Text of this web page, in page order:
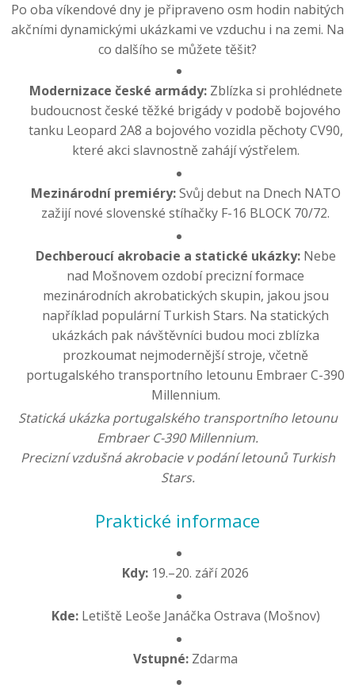
Po oba víkendové dny je připraveno osm hodin nabitých
akčními dynamickými ukázkami ve vzduchu i na zemi. Na
co dalšího se můžete těšit?
Modernizace české armády:Zblízka si prohlédnete
budoucnost české těžké brigády v podobě bojového
tanku Leopard 2A8 a bojového vozidla pěchoty CV90,
které akci slavnostně zahájí výstřelem.
Mezinárodní premiéry:Svůj debut na Dnech NATO
zažijí nové slovenské stíhačky F-16 BLOCK 70/72.
Dechberoucí akrobacie a statické ukázky:Nebe
nad Mošnovem ozdobí precizní formace
mezinárodních akrobatických skupin, jakou jsou
například populární Turkish Stars. Na statických
ukázkách pak návštěvníci budou moci zblízka
prozkoumat nejmodernější stroje, včetně
portugalského transportního letounu Embraer C-390
Millennium.
Statická ukázka portugalského transportního letounu
Embraer C-390 Millennium.
Precizní vzdušná akrobacie v podání letounů Turkish
Stars.
Praktické informace
Kdy: 19.–20. září 2026
Kde:Letiště Leoše Janáčka Ostrava (Mošnov)
Vstupné: Zdarma